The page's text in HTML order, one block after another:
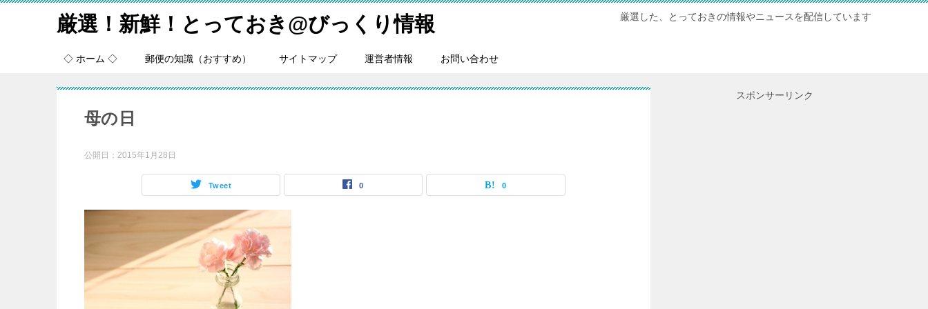
厳選！新鮮！とっておき@びっくり情報 厳選した、とっておきの情報やニュースを配信しています
◇ ホーム ◇ 郵便の知識（おすすめ） サイトマップ 運営者情報 お問い合わせ
母の日
公開日： 2015年1月28日
Tweet 0 0
スポンサーリンク